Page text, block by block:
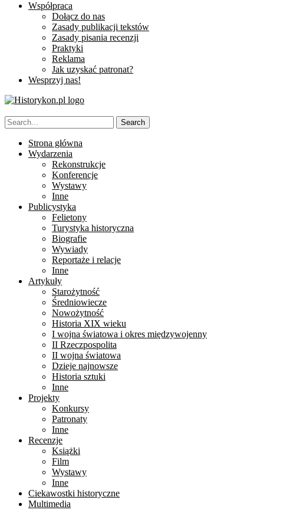
Współpraca
Dołącz do nas
Zasady publikacji tekstów
Zasady pisania recenzji
Praktyki
Reklama
Jak uzyskać patronat?
Wesprzyj nas!
Strona główna
Wydarzenia
Rekonstrukcje
Konferencje
Wystawy
Inne
Publicystyka
Felietony
Turystyka historyczna
Biografie
Wywiady
Reportaże i relacje
Inne
Artykuły
Starożytność
Średniowiecze
Nowożytność
Historia XIX wieku
I wojna światowa i okres międzywojenny
II Rzeczpospolita
II wojna światowa
Dzieje najnowsze
Historia sztuki
Inne
Projekty
Konkursy
Patronaty
Inne
Recenzje
Książki
Film
Wystawy
Inne
Ciekawostki historyczne
Multimedia